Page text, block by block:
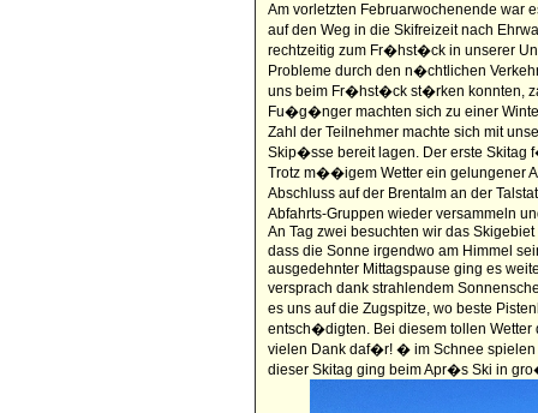
Am vorletzten Februarwochenende war
auf den Weg in die Skifreizeit nach
rechtzeitig zum Fr�hst�ck in unserer
Probleme durch den n�chtlichen
uns beim Fr�hst�ck st�rken konnten,
Fu�g�nger machten sich zu einer
Zahl der Teilnehmer machte sich mit
Skip�sse bereit lagen. Der erste Skitag
Trotz m��igem Wetter ein gelungener
Abschluss auf der Brentalm an der
Abfahrts-Gruppen wieder versammeln
An Tag zwei besuchten wir das
dass die Sonne irgendwo am Himmel
ausgedehnter Mittagspause ging es
versprach dank strahlendem
es uns auf die Zugspitze, wo beste
entsch�digten. Bei diesem tollen
vielen Dank daf�r! � im Schnee spielen
dieser Skitag ging beim Apr�s Ski in